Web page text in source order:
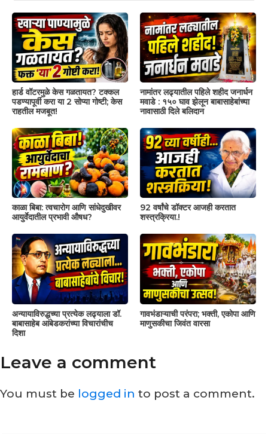
हार्ड वॉटरमुळे केस गळतायत? टक्कल
पडण्यापूर्वी करा या 2 सोप्या गोष्टी; केस
राहतील मजबूत!
नामांतर लढ्यातील पहिले शहीद जनार्धन
मवाडे : १५० घाव झेलून बाबासाहेबांच्या
नावासाठी दिले बलिदान
काळा बिबा: त्वचारोग आणि सांधेदुखीवर
आयुर्वेदातील प्रभावी औषध?
92 वर्षांचे डॉक्टर आजही करतात
शस्त्रक्रिया.!
अन्यायाविरुद्धच्या प्रत्येक लढ्याला डॉ.
बाबासाहेब आंबेडकरांच्या विचारांचीच
दिशा
गावभंडाऱ्याची परंपरा; भक्ती, एकोपा आणि
माणुसकीचा जिवंत वारसा
Leave a comment
You must be logged in to post a comment.